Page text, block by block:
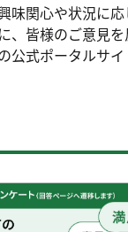
味関心や状況に
、皆様のご意見
公式ポータルサイ